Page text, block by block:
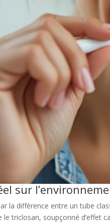
sur
la différence entre un tube
triclosan, soupçonné d’effet